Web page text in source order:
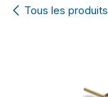
Tous les produits